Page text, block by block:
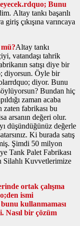
Bunu
Altay tankı başarılı
çıkışına varıncaya
Altay tankı
vatandaşı tahrik
satışı diye bir
diyorsun. Öyle bir
diyor. Bunu
Bundan hiç
zaman acaba
fabrikası bu
arsanın değeri olur.
düşündüğünüz değerle
Ki burada satış
Şimdi 50 milyon
Tank Palet Fabrikası
Silahlı Kuvvetlerimize
ortak çalışma
ismi
kullanmaması
Nasıl bir çözüm